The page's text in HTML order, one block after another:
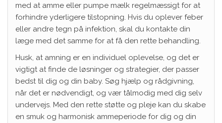
med at amme eller pumpe mælk regelmæssigt for at
forhindre yderligere tilstopning. Hvis du oplever feber
eller andre tegn på infektion, skal du kontakte din
læge med det samme for at få den rette behandling.
Husk, at amning er en individuel oplevelse, og det er
vigtigt at finde de løsninger og strategier, der passer
bedst til dig og din baby. Søg hjælp og rådgivning,
når det er nødvendigt, og vær tålmodig med dig selv
undervejs. Med den rette støtte og pleje kan du skabe
en smuk og harmonisk ammeperiode for dig og din